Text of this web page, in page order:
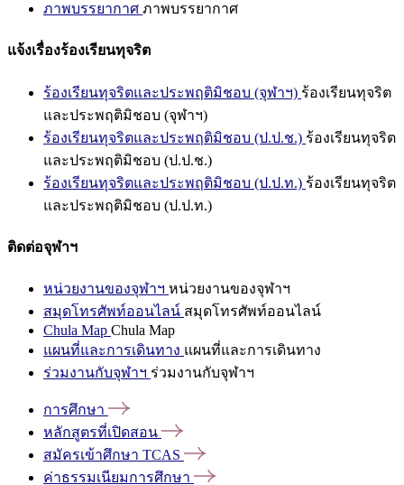
ภาพบรรยากาศ ภาพบรรยากาศ
แจ้งเรื่องร้องเรียนทุจริต
ร้องเรียนทุจริตและประพฤติมิชอบ (จุฬาฯ) ร้องเรียนทุจริต
และประพฤติมิชอบ (จุฬาฯ)
ร้องเรียนทุจริตและประพฤติมิชอบ (ป.ป.ช.) ร้องเรียนทุจริต
และประพฤติมิชอบ (ป.ป.ช.)
ร้องเรียนทุจริตและประพฤติมิชอบ (ป.ป.ท.) ร้องเรียนทุจริต
และประพฤติมิชอบ (ป.ป.ท.)
ติดต่อจุฬาฯ
หน่วยงานของจุฬาฯ หน่วยงานของจุฬาฯ
สมุดโทรศัพท์ออนไลน์ สมุดโทรศัพท์ออนไลน์
Chula Map Chula Map
แผนที่และการเดินทาง แผนที่และการเดินทาง
ร่วมงานกับจุฬาฯ ร่วมงานกับจุฬาฯ
การศึกษา
หลักสูตรที่เปิดสอน
สมัครเข้าศึกษา TCAS
ค่าธรรมเนียมการศึกษา